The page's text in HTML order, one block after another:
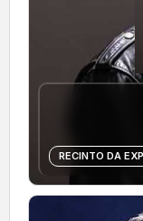
RECINTO DA